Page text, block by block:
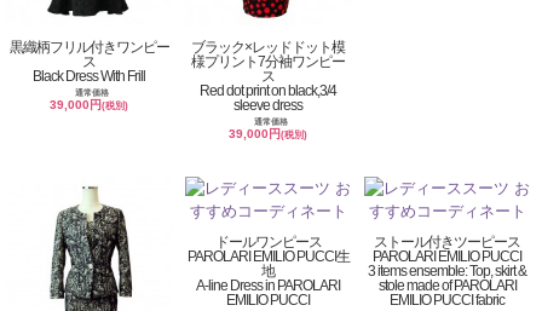
黒織柄フリル付きワンピー
ス
Black Dress With Frill
通常価格
39,000円(税別)
ブラック×レッドドット模
様プリント7分袖ワンピー
ス
Red dot print on black,3/4
sleeve dress
通常価格
39,000円(税別)
ドールワンピース
PAROLARI EMILIO PUCCI生
地
A-line Dress in PAROLARI
EMILIO PUCCI
ストール付きツーピース
PAROLARI EMILIO PUCCI
3 items ensemble: Top, skirt &
stole made of PAROLARI
EMILIO PUCCI fabric